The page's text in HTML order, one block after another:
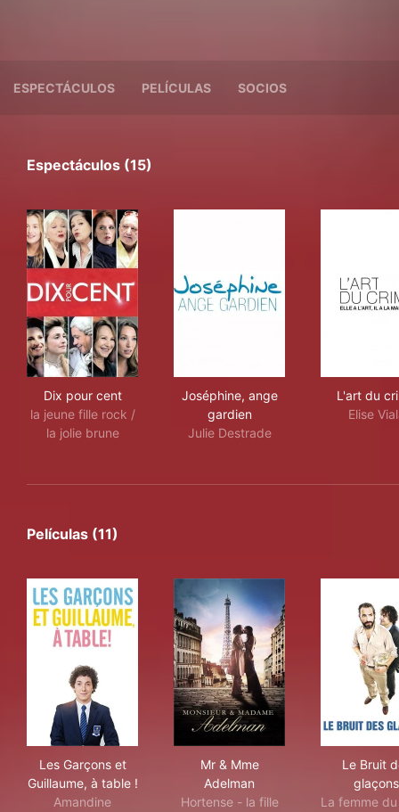
ESPECTÁCULOS PELÍCULAS SOCIOS
Espectáculos (15)
Dix pour cent
la jeune fille rock /
la jolie brune
Joséphine, ange
gardien
Julie Destrade
L'art du
Elise
Películas (11)
Les Garçons et
Guillaume, à table !
Amandine
Mr & Mme
Adelman
Hortense - la fille
Le Bruit
glaçons
La femme